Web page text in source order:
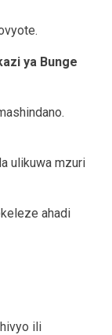
ya Bunge
ulikuwa mzuri
ahadi
ili